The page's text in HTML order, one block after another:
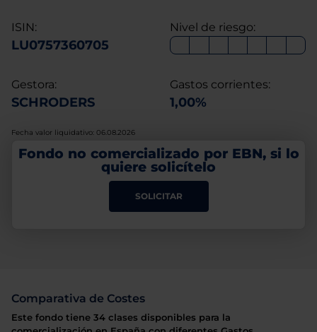
ISIN:
LU0757360705
Nivel de riesgo:
Gestora:
SCHRODERS
Gastos corrientes:
1,00%
Fecha valor liquidativo: 06.08.2026
Fondo no comercializado por EBN, si lo
quiere solicítelo
SOLICITAR
Comparativa de Costes
Este fondo tiene 34 clases disponibles para la